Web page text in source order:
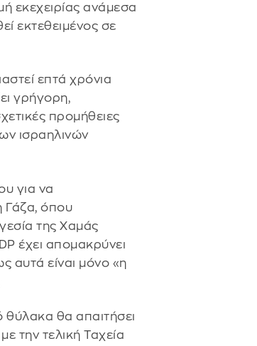
εκεχειρίας ανάμεσα
εκτεθειμένος σε
επτά χρόνια
γρήγορη,
προμήθειες
ισραηλινών
για να
Γάζα, όπου
της Χαμάς
έχει απομακρύνει
αυτά είναι μόνο «η
θα απαιτήσει
την τελική Ταχεία